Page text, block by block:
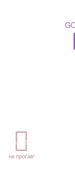
АКЦІЯ
не проґав!